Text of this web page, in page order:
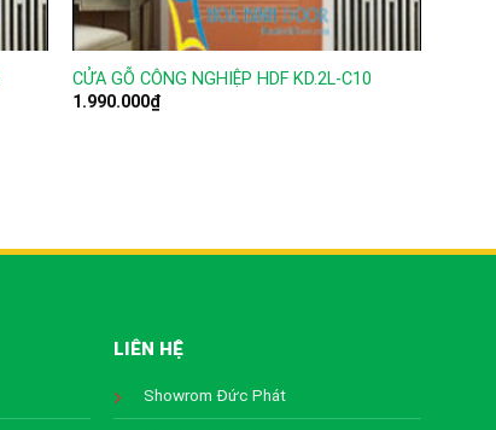
CỬA GỖ CÔNG NGHIỆP HDF KD.2L-C10
1.990.000₫
LIÊN HỆ
Showrom Đức Phát